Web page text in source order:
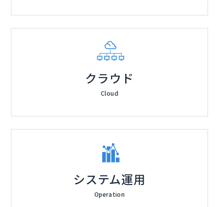
クラウド
Cloud
システム運用
Operation